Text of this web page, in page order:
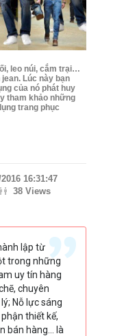
leo núi, cắm trại…
Lúc này bạn
của nó phát huy
tham khảo những
trang phục
16:31:47
38 Views
lập từ
trong những
uy tín hàng
chuyên
Nỗ lực sáng
thiết kế,
bán hàng… là